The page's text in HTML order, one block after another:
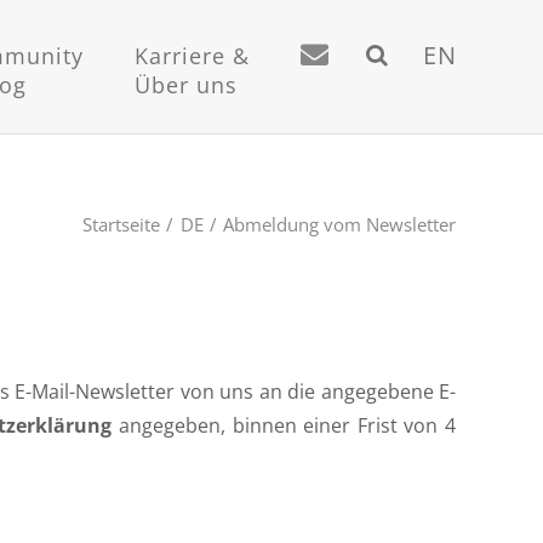
Karriere &
Über uns
EN
Startseite DE Abmeldung vom Newsletter
Mail-Newsletter von uns an die angegebene E-
angegeben, binnen einer Frist von 4